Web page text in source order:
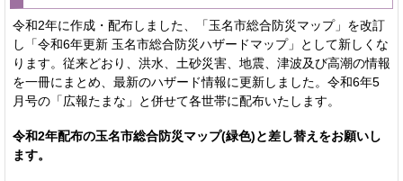
令和2年に作成・配布しました、「玉名市総合防災マップ」を改訂
し「令和6年更新 玉名市総合防災ハザードマップ」として新しくな
ります。従来どおり、洪水、土砂災害、地震、津波及び高潮の情報
を一冊にまとめ、最新のハザード情報に更新しました。令和6年5
月号の「広報たまな」と併せて各世帯に配布いたします。
令和2年配布の玉名市総合防災マップ(緑色)と差し替えをお願いし
ます。